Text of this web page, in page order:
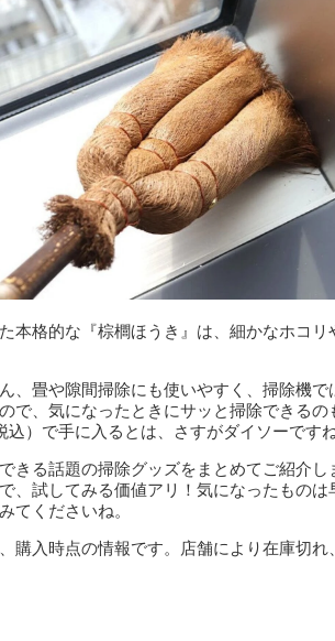
本格的な『棕櫚ほうき』は、細かなホコ
、畳や隙間掃除にも使いやすく、掃除機で
で、気になったときにサッと掃除できるの
込）で手に入るとは、さすがダイソーですね
きる話題の掃除グッズをまとめてご紹介
、試してみる価値アリ！気になったもの
てくださいね。
購入時点の情報です。店舗により在庫切れ